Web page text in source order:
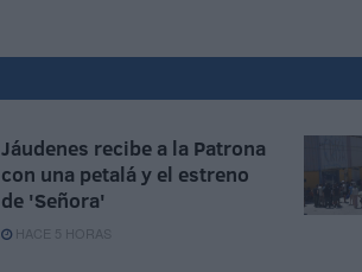
Jáudenes recibe a la Patrona
con una petalá y el estreno
de 'Señora'
HACE 5 HORAS